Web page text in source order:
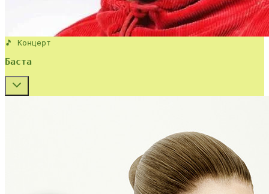
🎵 Концерт
Баста